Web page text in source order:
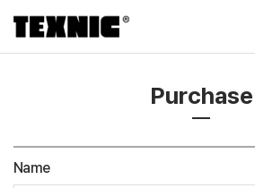
Purchase
Name